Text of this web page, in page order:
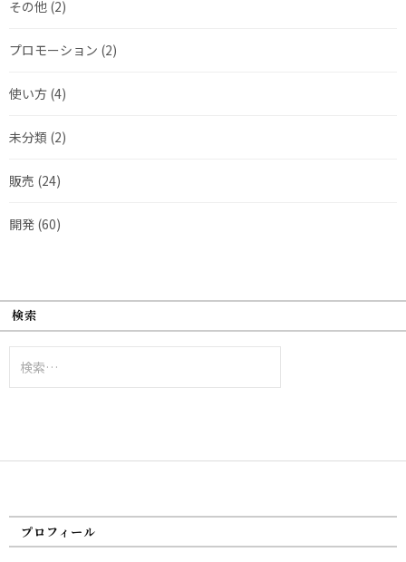
その他 (2)
プロモーション (2)
使い方 (4)
未分類 (2)
販売 (24)
開発 (60)
検索
索:
プロフィール